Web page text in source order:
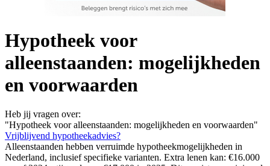
Hypotheek voor
alleenstaanden: mogelijkheden
en voorwaarden
Heb jij vragen over:
"Hypotheek voor alleenstaanden: mogelijkheden en voorwaarden"
Vrijblijvend hypotheekadvies?
Alleenstaanden hebben verruimde hypotheekmogelijkheden in
Nederland, inclusief specifieke varianten. Extra lenen kan: €16.000